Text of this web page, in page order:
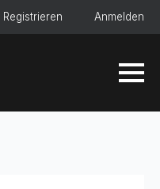
Registrieren Anmelden